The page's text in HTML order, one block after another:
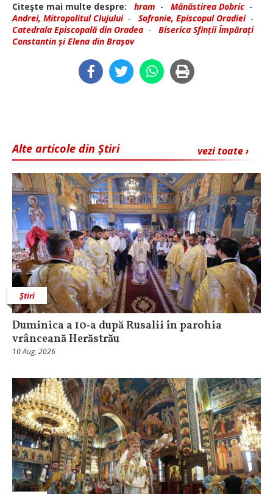
Citeşte mai multe despre:
hram - Mănăstirea Dobric -
Andrei, Mitropolitul Clujului- Sofronie, Episcopul Oradiei-
Catedrala Episcopală din Oradea - Biserica Sfinții Împărați
Constantin și Elena din Brașov
vezi toate ›
Alte articole din Știri
Știri
Duminica a 10‑a după Rusalii în parohia
vrânceană Herăstrău
10 Aug, 2026